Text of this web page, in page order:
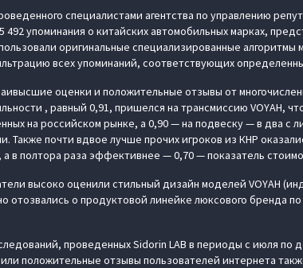
специалистами агентства по управлению
492 упоминания о китайских автомобильных марках,
оригинальные специализированные алгоритмы
всех упоминаний, соответствующих
оценки и положительные отзывы от
, равный 0,91, пришелся на трансмиссию VOYAH,
на российском рынке, а 0,90 — на подвеску — в два с
Также почти вдвое лучше прочих игроков из КНР
а в полтора раза эффективнее — 0,70 — показатель
высоко оценили стильный дизайн моделей VOYAH
отозвались о продуктовой линейке люксового бренда
проведенных Sidorin LAB в периоды с июля по
положительные отзывы пользователей интернета